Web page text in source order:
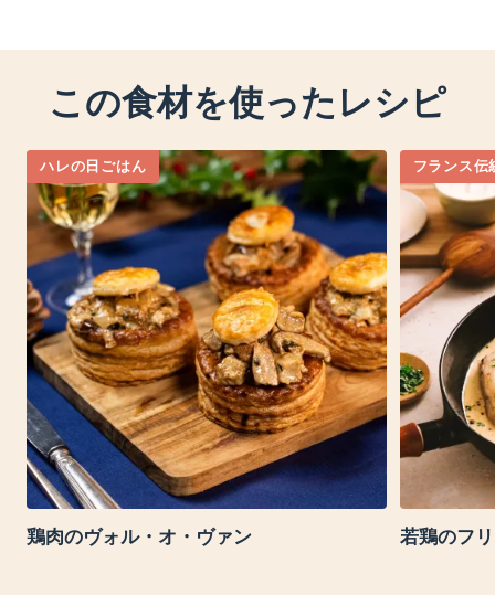
この食材を使ったレシピ
ハレの日ごはん
鶏肉のヴォル・オ・ヴァン
フランス伝
若鶏のフ